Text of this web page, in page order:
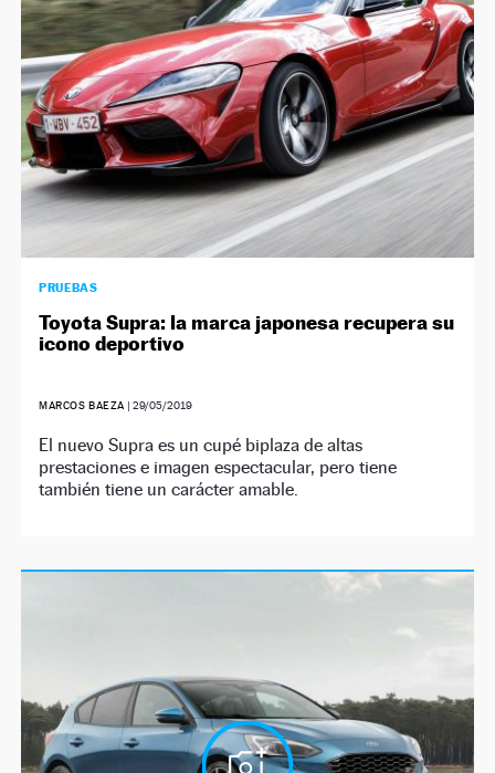
PRUEBAS
Toyota Supra: la marca japonesa recupera su
icono deportivo
MARCOS BAEZA |29/05/2019
El nuevo Supra es un cupé biplaza de altas
prestaciones e imagen espectacular, pero tiene
también tiene un carácter amable.